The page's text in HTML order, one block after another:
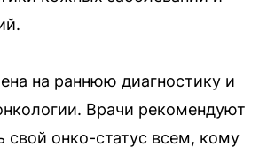
на раннюю диагностику и
Врачи рекомендуют
свой онко-статус всем, кому